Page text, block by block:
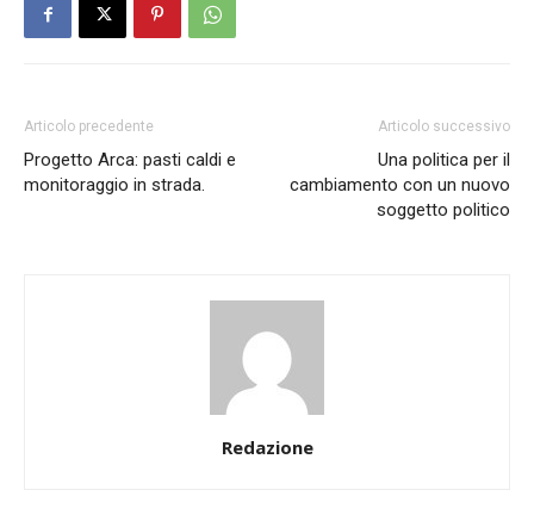
Articolo precedente
Progetto Arca: pasti caldi e
monitoraggio in strada.
Articolo successivo
Una politica per il
cambiamento con un nuovo
soggetto politico
Redazione